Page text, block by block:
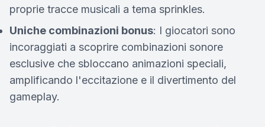
proprie tracce musicali a tema sprinkles.
Uniche combinazioni bonus: I giocatori sono
incoraggiati a scoprire combinazioni sonore
esclusive che sbloccano animazioni speciali,
amplificando l'eccitazione e il divertimento del
gameplay.